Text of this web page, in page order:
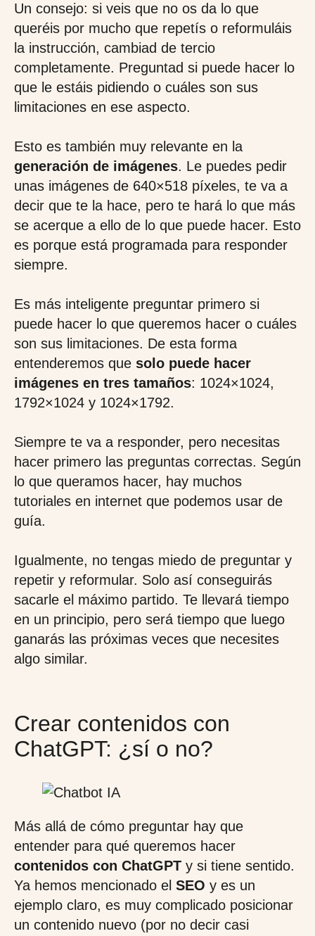
Un consejo: si veis que no os da lo que
queréis por mucho que repetís o reformuláis
la instrucción, cambiad de tercio
completamente. Preguntad si puede hacer lo
que le estáis pidiendo o cuáles son sus
limitaciones en ese aspecto.
Esto es también muy relevante en la
generación de imágenes. Le puedes pedir
unas imágenes de 640×518 píxeles, te va a
decir que te la hace, pero te hará lo que más
se acerque a ello de lo que puede hacer. Esto
es porque está programada para responder
siempre.
Es más inteligente preguntar primero si
puede hacer lo que queremos hacer o cuáles
son sus limitaciones. De esta forma
entenderemos que solo puede hacer
imágenes en tres tamaños: 1024×1024,
1792×1024 y 1024×1792.
Siempre te va a responder, pero necesitas
hacer primero las preguntas correctas. Según
lo que queramos hacer, hay muchos
tutoriales en internet que podemos usar de
guía.
Igualmente, no tengas miedo de preguntar y
repetir y reformular. Solo así conseguirás
sacarle el máximo partido. Te llevará tiempo
en un principio, pero será tiempo que luego
ganarás las próximas veces que necesites
algo similar.
Crear contenidos con
ChatGPT: ¿sí o no?
Más allá de cómo preguntar hay que
entender para qué queremos hacer
contenidos con ChatGPT y si tiene sentido.
Ya hemos mencionado el SEO y es un
ejemplo claro, es muy complicado posicionar
un contenido nuevo (por no decir casi